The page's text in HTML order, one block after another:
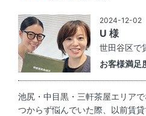
2024-12-02
U 様
世田谷区で
お客様満足
池尻・中目黒・三軒茶屋エリア
つからず悩んでいた際、以前賃